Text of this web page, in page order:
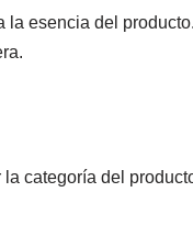
esencia del
categoría del